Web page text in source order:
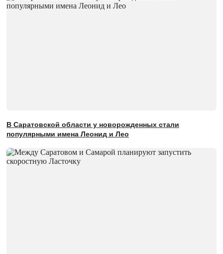
В Саратовской области у новорожденных стали
популярными имена Леонид и Лео